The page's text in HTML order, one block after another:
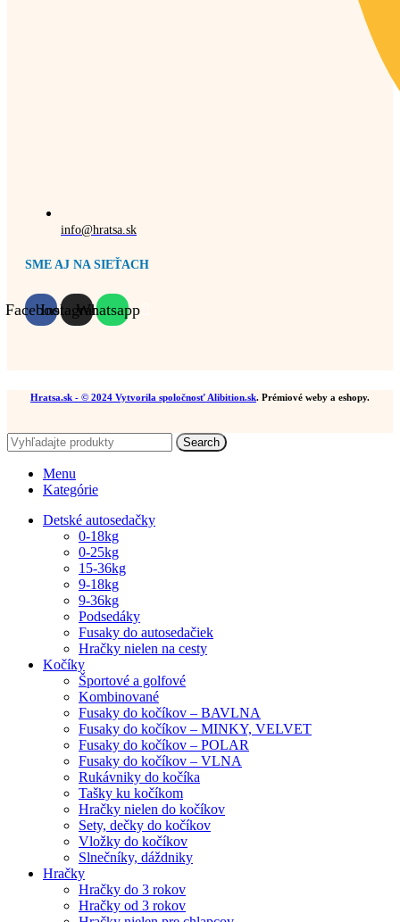
info@hratsa.sk
SME AJ NA SIEŤACH
FacebookInstagramWhatsapp
Hratsa.sk - © 2024 Vytvorila spoločnosť Alibition.sk. Prémiové weby a eshopy.
Search
Menu
Kategórie
Detské autosedačky
0-18kg
0-25kg
15-36kg
9-18kg
9-36kg
Podsedáky
Fusaky do autosedačiek
Hračky nielen na cesty
Kočíky
Športové a golfové
Kombinované
Fusaky do kočíkov – BAVLNA
Fusaky do kočíkov – MINKY, VELVET
Fusaky do kočíkov – POLAR
Fusaky do kočíkov – VLNA
Rukávniky do kočíka
Tašky ku kočíkom
Hračky nielen do kočíkov
Sety, dečky do kočíkov
Vložky do kočíkov
Slnečníky, dáždniky
Hračky
Hračky do 3 rokov
Hračky od 3 rokov